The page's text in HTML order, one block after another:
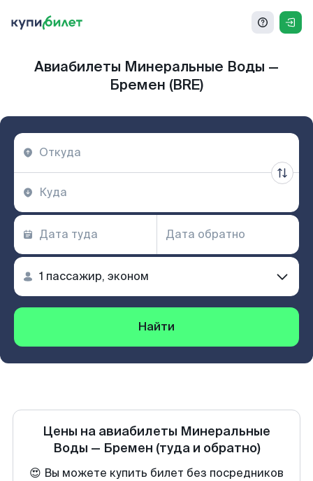
Авиабилеты Минеральные Воды —
Бремен (BRE)
Найти
Цены на авиабилеты Минеральные
Воды — Бремен (туда и обратно)
😍 Вы можете купить билет без посредников